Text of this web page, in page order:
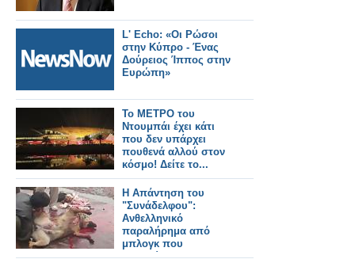
L' Echo: «Οι Ρώσοι
στην Κύπρο - Ένας
Δούρειος Ίππος στην
Ευρώπη»
Το ΜΕΤΡΟ του
Ντουμπάι έχει κάτι
που δεν υπάρχει
πουθενά αλλού στον
κόσμο! Δείτε το...
Η Απάντηση του
"Συνάδελφου":
Ανθελληνικό
παραλήρημα από
μπλογκ που
καπελώνει τους